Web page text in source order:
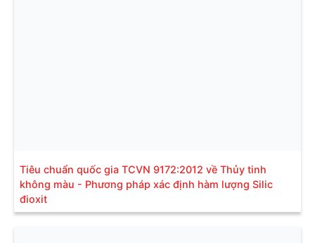
Tiêu chuẩn quốc gia TCVN 9172:2012 về Thủy tinh
không màu - Phương pháp xác định hàm lượng Silic
đioxit